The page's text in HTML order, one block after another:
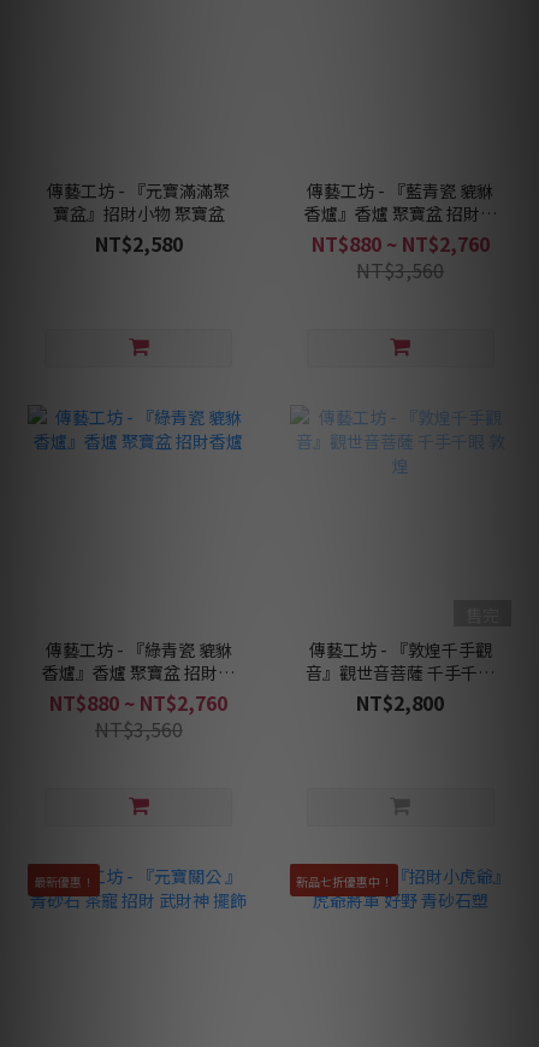
傳藝工坊 - 『元寶滿滿聚
寶盆』招財小物 聚寶盆
NT$2,580
傳藝工坊 - 『藍青瓷 貔貅
香爐』香爐 聚寶盆 招財香
爐
NT$880 ~ NT$2,760
NT$3,560
傳藝工坊 - 『綠青瓷 貔貅
香爐』香爐 聚寶盆 招財香
爐
NT$880 ~ NT$2,760
NT$3,560
傳藝工坊 - 『敦煌千手觀
音』觀世音菩薩 千手千眼
敦煌
NT$2,800
最新優惠！ 新品七折優惠中！